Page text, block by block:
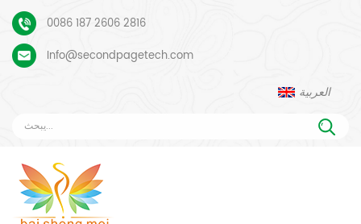
0086 187 2606 2816
Info@secondpagetech.com
العربية